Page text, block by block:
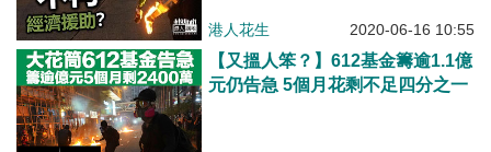
港人花生 2020-06-16 10:55
【又搵人笨？】612基金籌逾1.1億
元仍告急 5個月花剩不足四分之一